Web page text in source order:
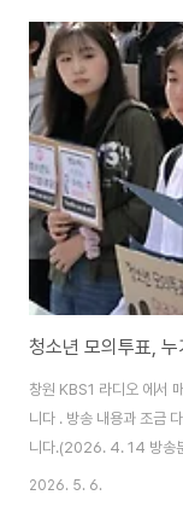
시민의 의사를 묻겠다는
리는 지방선거 공약에 대
번 살펴보겠습니다.
원, 진해로 되돌리자는 주
201..
청소년 모의투표,
창원 KBS1 라디오 에서
니다 . 방송 내용과 조금
니다.(2026. 4. 14 방송
관 앞에서 도내 7개 지역
2026. 5. 6.